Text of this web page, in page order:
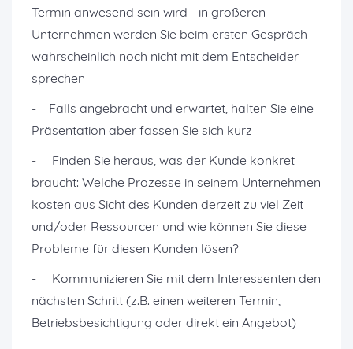
Termin anwesend sein wird - in größeren
Unternehmen werden Sie beim ersten Gespräch
wahrscheinlich noch nicht mit dem Entscheider
sprechen
- Falls angebracht und erwartet, halten Sie eine
Präsentation aber fassen Sie sich kurz
- Finden Sie heraus, was der Kunde konkret
braucht: Welche Prozesse in seinem Unternehmen
kosten aus Sicht des Kunden derzeit zu viel Zeit
und/oder Ressourcen und wie können Sie diese
Probleme für diesen Kunden lösen?
- Kommunizieren Sie mit dem Interessenten den
nächsten Schritt (z.B. einen weiteren Termin,
Betriebsbesichtigung oder direkt ein Angebot)